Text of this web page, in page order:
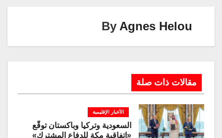
k
By Agnes Helou
مقالات ذات صلة
الأخبار الإقليمية
السعودية وتركيا وباكستان توقّع
«اتفاقية مكة للدفاع المشترك»